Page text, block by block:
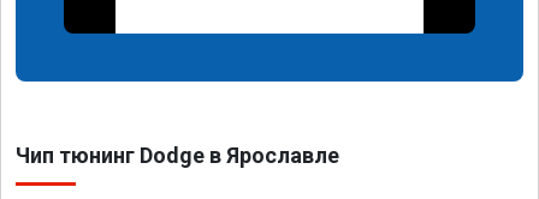
Чип тюнинг Dodge в Ярославле